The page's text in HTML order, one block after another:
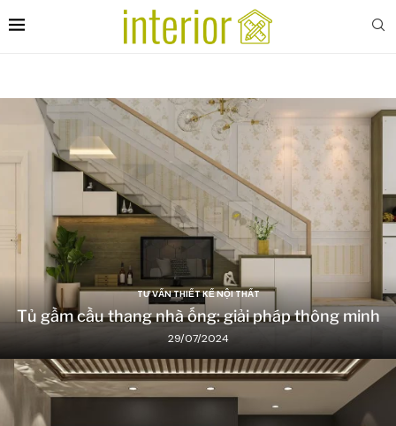
TƯ VẤN THIẾT KẾ NỘI THẤT
Tủ gầm cầu thang nhà ống: giải pháp thông minh
29/07/2024